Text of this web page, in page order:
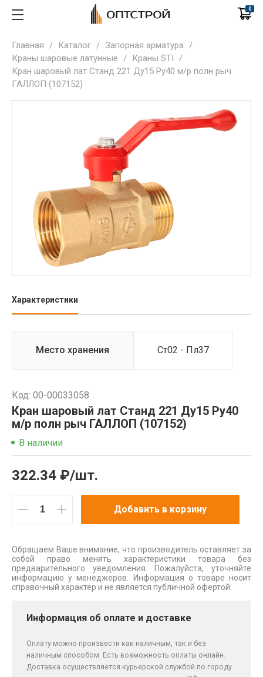
0
Главная / Каталог / Запорная арматура /
Краны шаровые латунные / Краны STI /
Кран шаровый лат Станд 221 Ду15 Ру40 м/р полн рыч
ГАЛЛОП (107152)
Характеристики
Место хранения Ст02 - Пл37
Код: 00-00033058
Кран шаровый лат Станд 221 Ду15 Ру40
м/р полн рыч ГАЛЛОП (107152)
В наличии
322.34 ₽/шт.
Добавить в корзину
Обращаем Ваше внимание, что производитель оставляет за
собой право менять характеристики товара без
предварительного уведомления. Пожалуйста, уточняйте
информацию у менеджеров. Информация о товаре носит
справочный характер и не является публичной офертой.
Информация об оплате и доставке
Оплату можно произвести как наличным, так и без
наличным способом. Есть возможность оплаты онлайн.
Доставка осуществляется курьерской службой по городу